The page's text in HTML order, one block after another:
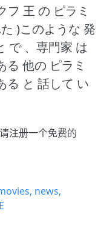
フ 王 の ピラミ
)このような 発
で 、専門家 は
る 他の ピラミ
る と 話して い
注册一个免费的